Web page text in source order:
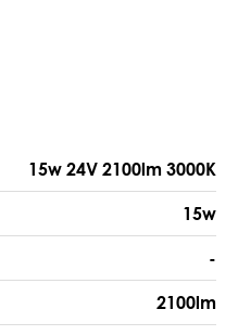
15w 24V 2100lm 3000K
15w
-
2100lm